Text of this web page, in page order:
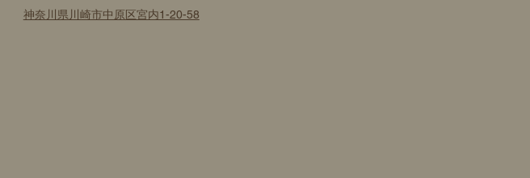
神奈川県川崎市中原区宮内1-20-58